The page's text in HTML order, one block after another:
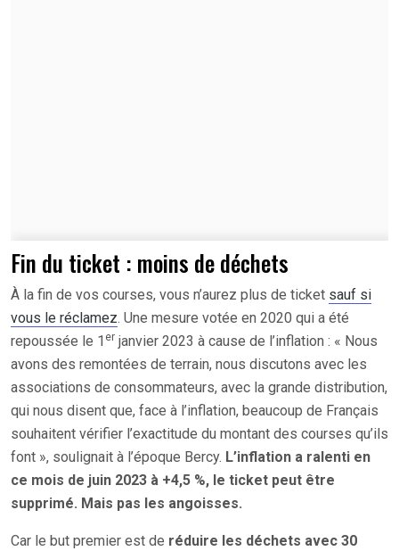
Fin du ticket : moins de déchets
À la fin de vos courses, vous n’aurez plus de ticket sauf si
vous le réclamez. Une mesure votée en 2020 qui a été
repoussée le 1 er janvier 2023 à cause de l’inflation : « Nous
avons des remontées de terrain, nous discutons avec les
associations de consommateurs, avec la grande distribution,
qui nous disent que, face à l’inflation, beaucoup de Français
souhaitent vérifier l’exactitude du montant des courses qu’ils
font », soulignait à l’époque Bercy. L’inflation a ralenti en
ce mois de juin 2023 à +4,5 %, le ticket peut être
supprimé. Mais pas les angoisses.
Car le but premier est de réduire les déchets avec 30